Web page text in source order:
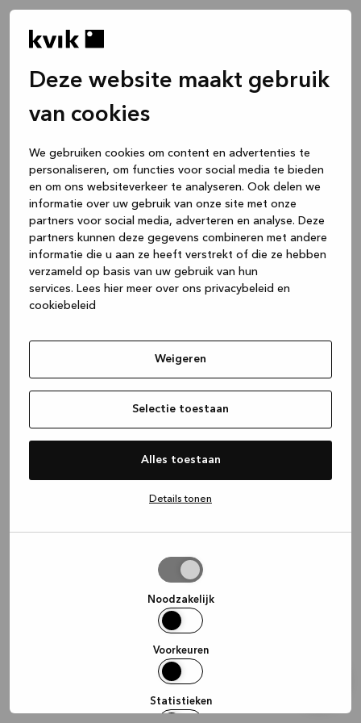
Deze website maakt gebruik
van cookies
We gebruiken cookies om content en advertenties te
personaliseren, om functies voor social media te bieden
en om ons websiteverkeer te analyseren. Ook delen we
informatie over uw gebruik van onze site met onze
partners voor social media, adverteren en analyse. Deze
partners kunnen deze gegevens combineren met andere
informatie die u aan ze heeft verstrekt of die ze hebben
verzameld op basis van uw gebruik van hun
services. Lees hier meer over ons privacybeleid en
cookiebeleid
Weigeren
Selectie toestaan
Alles toestaan
Details tonen
Noodzakelijk
Voorkeuren
Statistieken
(see the browser console for more
information).